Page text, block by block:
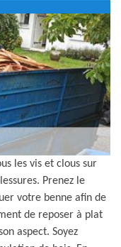
les vis et clous sur
Prenez le
votre benne afin de
de reposer à plat
aspect. Soyez